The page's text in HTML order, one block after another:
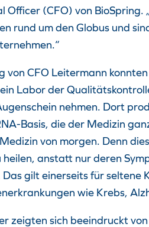
Officer (CFO) von BioSpring.
rund um den Globus und
von CFO Leitermann
Labor der
nehmen. Dort
Basis, die der Medizin
von morgen. Denn
anstatt nur deren
gilt einerseits für seltene
wie Krebs,
zeigten sich beeindruckt